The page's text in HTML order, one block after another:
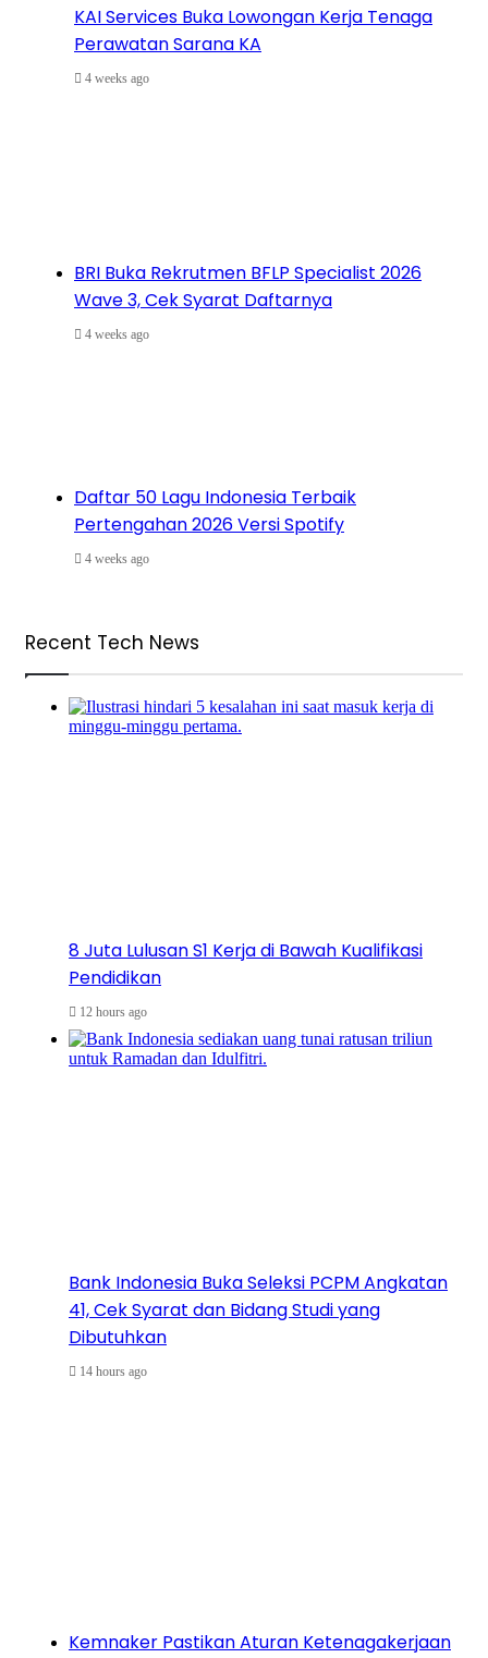
KAI Services Buka Lowongan Kerja Tenaga
Perawatan Sarana KA
4 weeks ago
BRI Buka Rekrutmen BFLP Specialist 2026
Wave 3, Cek Syarat Daftarnya
4 weeks ago
Daftar 50 Lagu Indonesia Terbaik
Pertengahan 2026 Versi Spotify
4 weeks ago
Recent Tech News
8 Juta Lulusan S1 Kerja di Bawah Kualifikasi
Pendidikan
12 hours ago
Bank Indonesia Buka Seleksi PCPM Angkatan
41, Cek Syarat dan Bidang Studi yang
Dibutuhkan
14 hours ago
Kemnaker Pastikan Aturan Ketenagakerjaan